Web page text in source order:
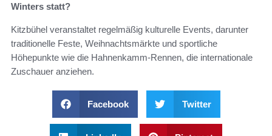
Winters statt?
Kitzbühel veranstaltet regelmäßig kulturelle Events, darunter
traditionelle Feste, Weihnachtsmärkte und sportliche
Höhepunkte wie die Hahnenkamm-Rennen, die internationale
Zuschauer anziehen.
Facebook Twitter